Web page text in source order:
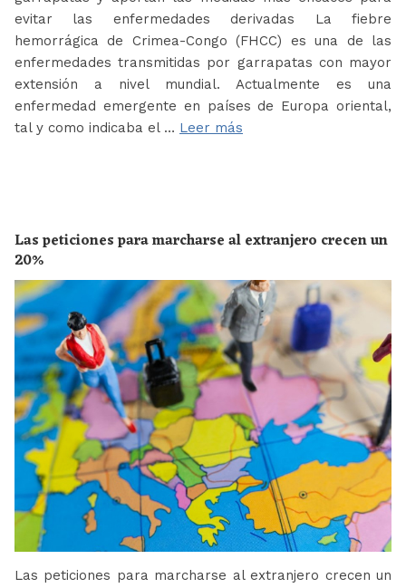
evitar las enfermedades derivadas La fiebre
hemorrágica de Crimea-Congo (FHCC) es una de las
enfermedades transmitidas por garrapatas con mayor
extensión a nivel mundial. Actualmente es una
enfermedad emergente en países de Europa oriental,
tal y como indicaba el … Leer más
Las peticiones para marcharse al extranjero crecen un
20%
Las peticiones para marcharse al extranjero crecen un